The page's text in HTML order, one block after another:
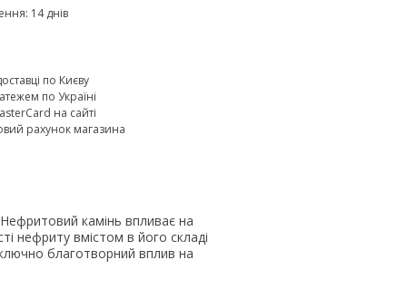
14 днів
по Києву
по Україні
на сайті
рахунок магазина
камінь впливає на
нефриту вмістом в його складі
благотворний вплив на